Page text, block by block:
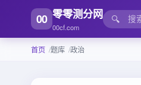
00 零零测分网
00cf.com
🔍
首页 题库 政治